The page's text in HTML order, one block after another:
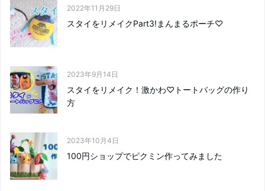
2022年11月29日
スタイをリメイクPart3!まんまるポーチ♡
2023年9月14日
スタイをリメイク！激かわ♡トートバッグの作り
方
2023年10月4日
100円ショップでピクミン作ってみました